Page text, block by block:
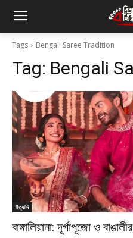
Tags Bengali Saree Tradition
Tag: Bengali
ইত্যাদি
বাঙ্গালিয়ানা: দূর্গাপূজো ও